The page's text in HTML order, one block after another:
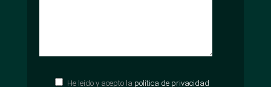
He leído y acepto la política de privacidad